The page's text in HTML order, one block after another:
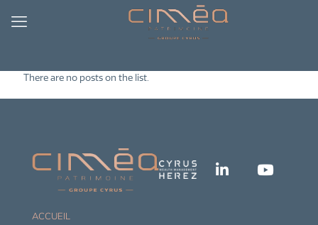
There are no posts on the list.
ACCUEIL